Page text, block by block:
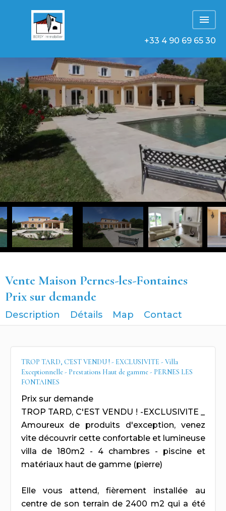
+33 4 90 69 65 30
Vente Maison Pernes-les-Fontaines
Prix sur demande
Description Détails Map Contact
TROP TARD, C'EST VENDU ! - EXCLUSIVITE - Villa
Exceptionnelle - Prestations Haut de gamme - PERNES LES
FONTAINES
Prix sur demande
TROP TARD, C'EST VENDU ! -EXCLUSIVITE _
Amoureux de produits d'exception, venez
vite découvrir cette confortable et lumineuse
villa de 180m2 - 4 chambres - piscine et
matériaux haut de gamme (pierre)
Elle vous attend, fièrement installée au
centre de son terrain de 2400 m2 qui a été